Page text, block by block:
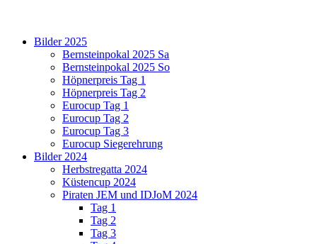
Bilder 2025
Bernsteinpokal 2025 Sa
Bernsteinpokal 2025 So
Höpnerpreis Tag 1
Höpnerpreis Tag 2
Eurocup Tag 1
Eurocup Tag 2
Eurocup Tag 3
Eurocup Siegerehrung
Bilder 2024
Herbstregatta 2024
Küstencup 2024
Piraten JEM und IDJoM 2024
Tag 1
Tag 2
Tag 3